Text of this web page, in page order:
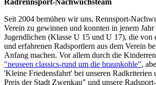
Seit 2004 bemühen wir uns, Rennsport-
Verein zu gewinnen und konnten in jenem
Jugendlichen (Klasse U 15 und U 17), die von
und erfahrenen Radsportlern aus dem Verein
Anfang machen. Vor allem durch die
"neuseen classics-rund um die braunkohle",
'Kleine Friedensfahrt' bei unseren Radkriterien
Preis der Stadt Zwenkau" und unsere